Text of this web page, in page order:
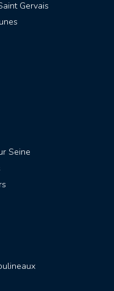
Gervais
Seine